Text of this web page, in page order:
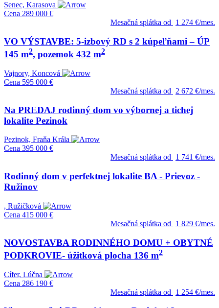
Senec, Karasova
Cena 289 000 €
Mesačná splátka od
1 274 €/mes.
VO VÝSTAVBE: 5-izbový RD s 2 kúpeľňami – ÚP
145 m2, pozemok 432 m2
Vajnory, Koncová
Cena 595 000 €
Mesačná splátka od
2 672 €/mes.
Na PREDAJ rodinný dom vo výbornej a tichej
lokalite Pezinok
Pezinok, Fraňa Krála
Cena 395 000 €
Mesačná splátka od 1 741 €/mes.
Rodinný dom v perfektnej lokalite BA - Prievoz -
Ružinov
, Ružičková
Cena 415 000 €
Mesačná splátka od
1 829 €/mes.
NOVOSTAVBA RODINNÉHO DOMU + OBYTNÉ
PODKROVIE- úžitková plocha 136 m2
Cífer, Lúčna
Cena 286 190 €
Mesačná splátka od
1 254 €/mes.